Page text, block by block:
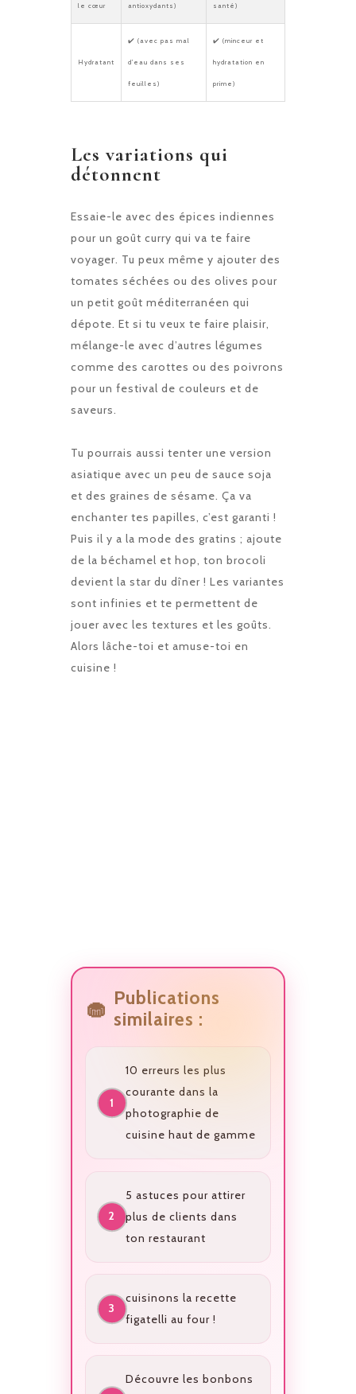
le cœur antioxydants) santé)
Hydratant
✔️ (avec pas mal
d’eau dans ses
feuilles)
✔️ (minceur et
hydratation en
prime)
Les variations qui
détonnent
Essaie-le avec des épices indiennes
pour un goût curry qui va te faire
voyager. Tu peux même y ajouter des
tomates séchées ou des olives pour
un petit goût méditerranéen qui
dépote. Et si tu veux te faire plaisir,
mélange-le avec d’autres légumes
comme des carottes ou des poivrons
pour un festival de couleurs et de
saveurs.
Tu pourrais aussi tenter une version
asiatique avec un peu de sauce soja
et des graines de sésame. Ça va
enchanter tes papilles, c’est garanti !
Puis il y a la mode des gratins ; ajoute
de la béchamel et hop, ton brocoli
devient la star du dîner ! Les variantes
sont infinies et te permettent de
jouer avec les textures et les goûts.
Alors lâche-toi et amuse-toi en
cuisine !
Publications
similaires :
10 erreurs les plus
courante dans la
photographie de
cuisine haut de gamme
5 astuces pour attirer
plus de clients dans
ton restaurant
cuisinons la recette
figatelli au four !
Découvre les bonbons